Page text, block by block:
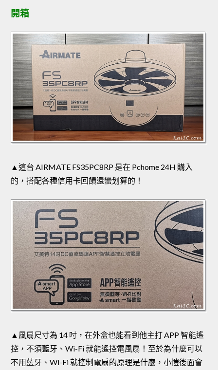
開箱
▲這台 AIRMATE FS35PC8RP 是在 Pchome 24H 購入
的，搭配各種信用卡回饋還蠻划算的！
▲風扇尺寸為 14 吋，在外盒也能看到他主打 APP 智能遙
控，不須藍牙、Wi-Fi 就能遙控電風扇！至於為什麼可以
不用藍牙、Wi-Fi 就控制電扇的原理是什麼，小愷後面會